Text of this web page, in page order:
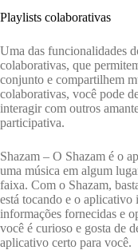
Playlists colaborativas
Uma das funcionalidades
colaborativas, que
conjunto e compartilhem
colaborativas, você pode
interagir com outros
participativa.
Shazam – O Shazam é ​​o
uma música em algum
faixa. Com o Shazam,
está tocando e o aplicativo
informações fornecidas e
você é curioso e gosta de
aplicativo certo para você.